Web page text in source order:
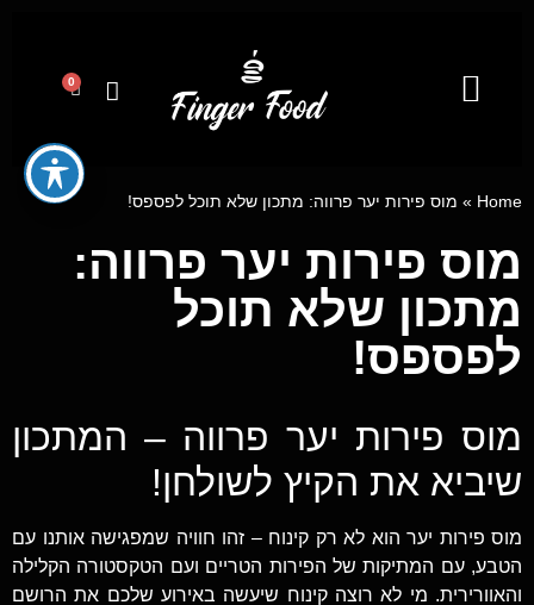
0
Home
» מוס פירות יער פרווה: מתכון שלא תוכל לפספס!
מוס פירות יער פרווה:
מתכון שלא תוכל
לפספס!
מוס פירות יער פרווה – המתכון
שיביא את הקיץ לשולחן!
מוס פירות יער הוא לא רק קינוח – זהו חוויה שמפגישה אותנו עם
הטבע, עם המתיקות של הפירות הטריים ועם הטקסטורה הקלילה
והאוורירית. מי לא רוצה קינוח שיעשה באירוע שלכם את הרושם